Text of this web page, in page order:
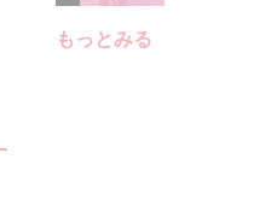
もっとみる